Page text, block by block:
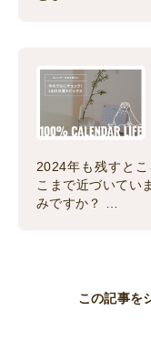
2024年も残すと
こまで近づいてい
みですか？ …
この記事を